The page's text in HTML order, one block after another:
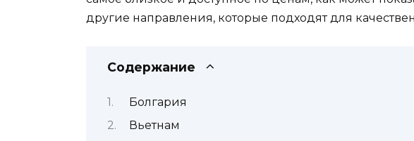
другие направления, которые подходят для
Содержание
Болгария
Вьетнам